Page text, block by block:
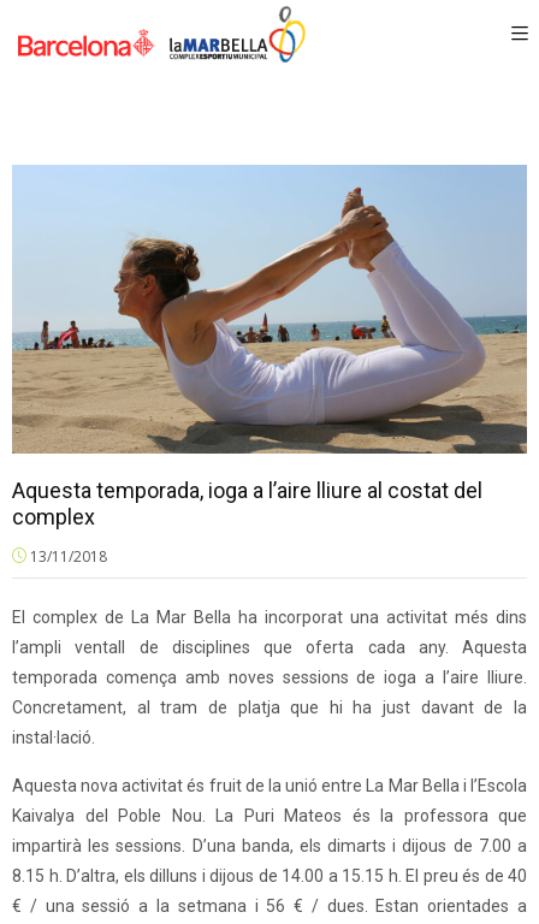
Aquesta temporada, ioga a l’aire lliure al costat del
complex
13/11/2018
El complex de La Mar Bella ha incorporat una activitat més dins
l’ampli ventall de disciplines que oferta cada any. Aquesta
temporada comença amb noves sessions de ioga a l’aire lliure.
Concretament, al tram de platja que hi ha just davant de la
instal·lació.
Aquesta nova activitat és fruit de la unió entre La Mar Bella i l’Escola
Kaivalya del Poble Nou. La Puri Mateos és la professora que
impartirà les sessions. D’una banda, els dimarts i dijous de 7.00 a
8.15 h. D’altra, els dilluns i dijous de 14.00 a 15.15 h. El preu és de 40
€ / una sessió a la setmana i 56 € / dues. Estan orientades a